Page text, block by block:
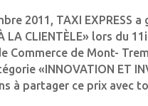
2011, TAXI EXPRESS
LA CLIENTÈLE» lors du
Commerce de Mont-
«INNOVATION ET
à partager ce prix avec